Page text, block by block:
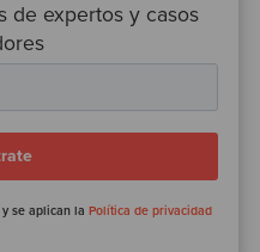
de expertos y casos
y se aplican laPolítica de privacidad